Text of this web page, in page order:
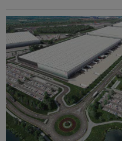
von Hormuz.